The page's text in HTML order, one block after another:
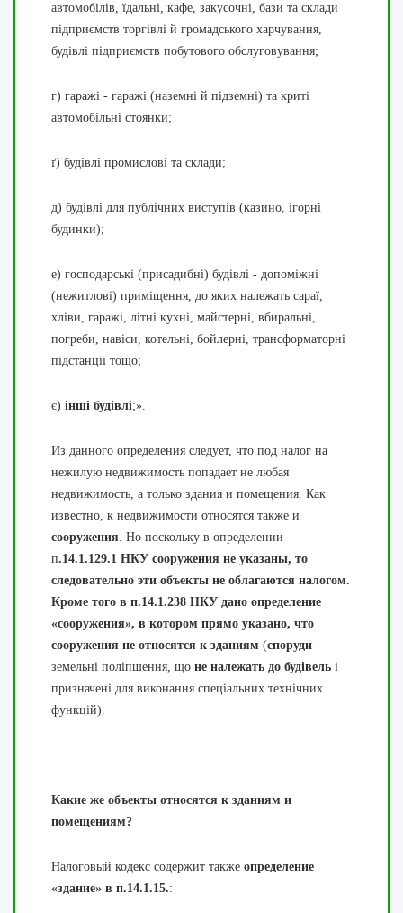
автомобілів, їдальні, кафе, закусочні, бази та склади
підприємств торгівлі й громадського харчування,
будівлі підприємств побутового обслуговування;
г) гаражі - гаражі (наземні й підземні) та криті
автомобільні стоянки;
ґ) будівлі промислові та склади;
д) будівлі для публічних виступів (казино, ігорні
будинки);
е) господарські (присадибні) будівлі - допоміжні
(нежитлові) приміщення, до яких належать сараї,
хліви, гаражі, літні кухні, майстерні, вбиральні,
погреби, навіси, котельні, бойлерні, трансформаторні
підстанції тощо;
є) інші будівлі;».
Из данного определения следует, что под налог на
нежилую недвижимость попадает не любая
недвижимость, а только здания и помещения. Как
известно, к недвижимости относятся также и
сооружения. Но поскольку в определении
п.14.1.129.1 НКУ сооружения не указаны, то
следовательно эти объекты не облагаются налогом.
Кроме того в п.14.1.238 НКУ дано определение
«сооружения», в котором прямо указано, что
сооружения не относятся к зданиям (споруди -
земельні поліпшення, що не належать до будівель і
призначені для виконання спеціальних технічних
функцій).
Какие же объекты относятся к зданиям и
помещениям?
Налоговый кодекс содержит также определение
«здание» в п.14.1.15.: